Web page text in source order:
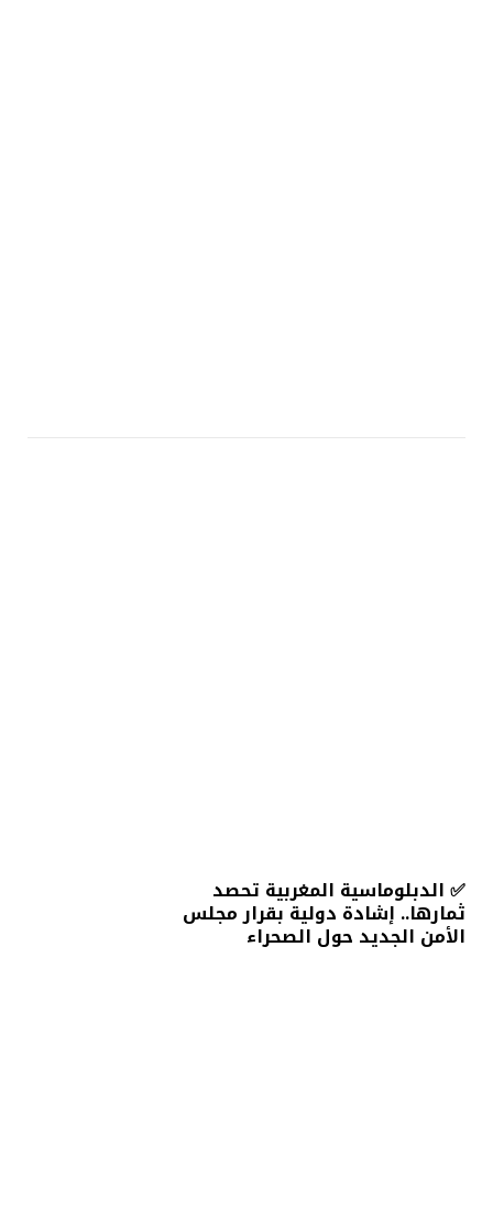
✅ الدبلوماسية المغربية تحصد
ثمارها.. إشادة دولية بقرار مجلس
الأمن الجديد حول الصحراء